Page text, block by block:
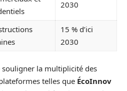
2030
15 % d’ici
2030
souligner la multiplicité des
telles que ÉcoInnov